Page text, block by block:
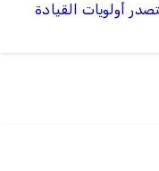
أولويات القيادة